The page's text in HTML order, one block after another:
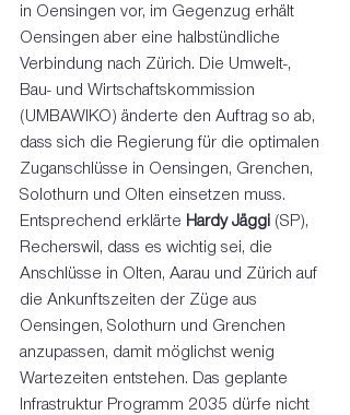
in Oensingen vor, im Gegenzug erhält
Oensingen aber eine halbstündliche
Verbindung nach Zürich. Die Umwelt-,
Bau- und Wirtschaftskommission
(UMBAWIKO) änderte den Auftrag so ab,
dass sich die Regierung für die optimalen
Zuganschlüsse in Oensingen, Grenchen,
Solothurn und Olten einsetzen muss.
Entsprechend erklärte Hardy Jäggi (SP),
Recherswil, dass es wichtig sei, die
Anschlüsse in Olten, Aarau und Zürich auf
die Ankunftszeiten der Züge aus
Oensingen, Solothurn und Grenchen
anzupassen, damit möglichst wenig
Wartezeiten entstehen. Das geplante
Infrastruktur Programm 2035 dürfe nicht